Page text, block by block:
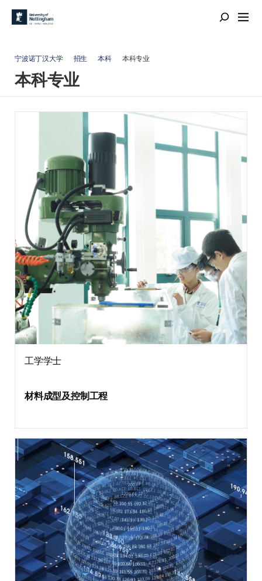
宁波诺丁汉大学 招生 本科 本科专业
本科专业
工学学士
材料成型及控制工程